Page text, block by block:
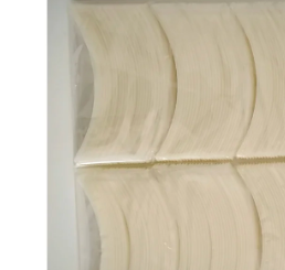
hvězdiček.